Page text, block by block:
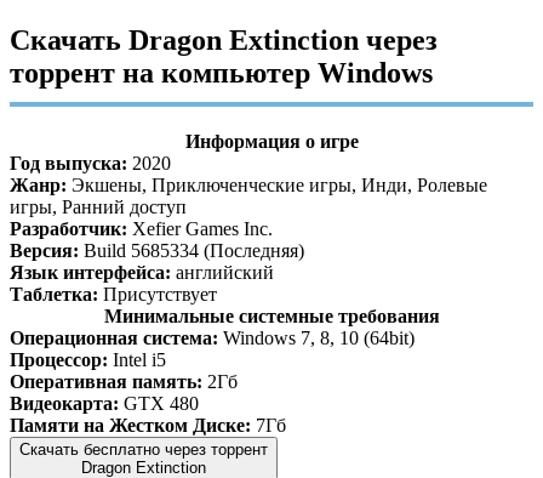
Скачать Dragon Extinction через
торрент на компьютер Windows
Информация о игре
Год выпуска: 2020
Жанр: Экшены, Приключенческие игры, Инди, Ролевые
игры, Ранний доступ
Разработчик: Xefier Games Inc.
Версия: Build 5685334 (Последняя)
Язык интерфейса: английский
Таблетка: Присутствует
Минимальные системные требования
Операционная система: Windows 7, 8, 10 (64bit)
Процессор: Intel i5
Оперативная память: 2Гб
Видеокарта: GTX 480
Памяти на Жестком Диске: 7Гб
Скачать бесплатно через торрент
Dragon Extinction